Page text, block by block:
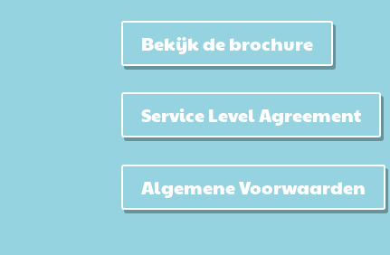
Bekijk de brochure
Service Level Agreement
Algemene Voorwaarden